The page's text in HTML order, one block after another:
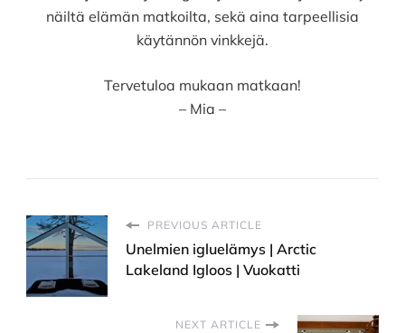
näiltä elämän matkoilta, sekä aina tarpeellisia
käytännön vinkkejä.
Tervetuloa mukaan matkaan!
– Mia –
PREVIOUS ARTICLE
Unelmien igluelämys | Arctic
Lakeland Igloos | Vuokatti
NEXT ARTICLE